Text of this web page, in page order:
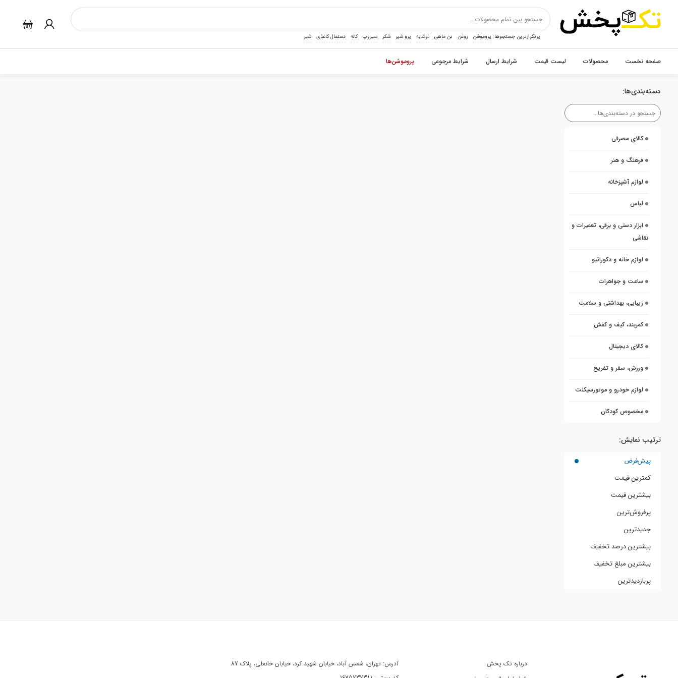
پرتکرارترین جستجوها: پروموشن روغن تن ماهی نوشابه پرو شیر شکر سیروپ کاله دستمال کاغذی شیر
صفحه نخست محصولات لیست قیمت شرایط ارسال شرایط مرجوعی پروموشن‌ها
دسته‌بندی‌ها:
کالای مصرفی
فرهنگ و هنر
لوازم آشپزخانه
لباس
ابزار دستی و برقی، تعمیرات و
نقاشی
لوازم خانه و دکوراتیو
ساعت و جواهرات
زیبایی، بهداشتی و سلامت
کمربند، کیف و کفش
کالای دیجیتال
ورزش، سفر و تفریح
لوازم خودرو و موتورسیکلت
مخصوص کودکان
ترتیب نمایش:
پیش‌فرض
کمترین قیمت
بیشترین قیمت
پرفروش‌ترین
جدیدترین
بیشترین درصد تخفیف
بیشترین مبلغ تخفیف
پربازدیدترین
درباره تک پخش
آدرس: تهران، شمس آباد، خیابان شهید کرد، خیابان خانعلی، پلاک 87